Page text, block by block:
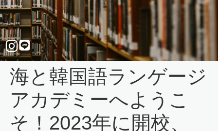
海と韓国語ランゲージ
アカデミーへようこ
そ！2023年に開校、